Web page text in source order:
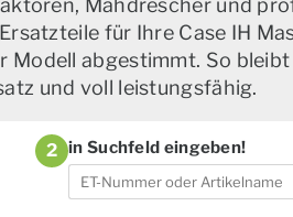
Mähdrescher und
für Ihre Case IH
Modell abgestimmt. So
und voll leistungsfähig.
2 in Suchfeld eingeben!